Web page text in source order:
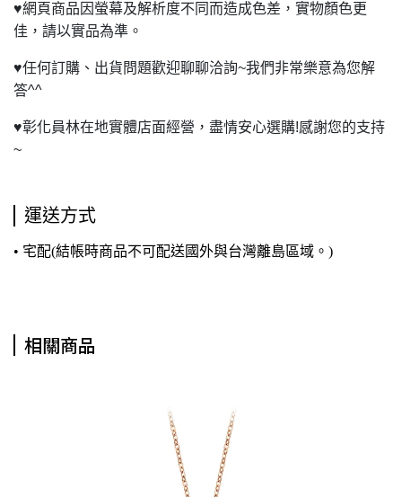
♥網頁商品因螢幕及解析度不同而造成色差，實物顏色更
佳，請以實品為準。
♥任何訂購、出貨問題歡迎聊聊洽詢~我們非常樂意為您解
答^^
♥彰化員林在地實體店面經營，盡情安心選購!感謝您的支持
~
運送方式
• 宅配(結帳時商品不可配送國外與台灣離島區域。)
相關商品